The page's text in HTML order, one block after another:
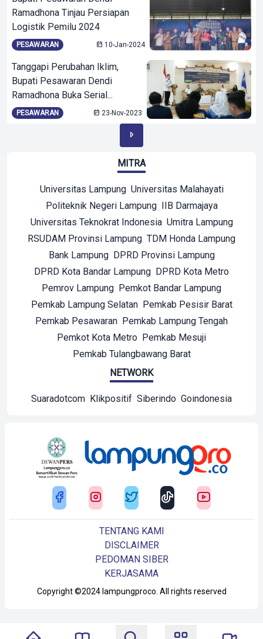
Ramadhona Tinjau Persiapan
Logistik Pemilu 2024
PESAWARAN 10-Jan-2024
Tanggapi Perubahan Iklim,
Bupati Pesawaran Dendi
Ramadhona Buka Serial...
PESAWARAN 23-Nov-2023
MITRA
Universitas Lampung Universitas Malahayati
Politeknik Negeri Lampung IIB Darmajaya
Universitas Teknokrat Indonesia Umitra Lampung
RSUDAM Provinsi Lampung TDM Honda Lampung
Bank Lampung DPRD Provinsi Lampung
DPRD Kota Bandar Lampung DPRD Kota Metro
Pemrov Lampung Pemkot Bandar Lampung
Pemkab Lampung Selatan Pemkab Pesisir Barat
Pemkab Pesawaran Pemkab Lampung Tengah
Pemkot Kota Metro Pemkab Mesuji
Pemkab Tulangbawang Barat
NETWORK
Suaradotcom Klikpositif Siberindo Goindonesia
Copyright ©2024 lampungproco. All rights reserved
TENTANG KAMI
DISCLAIMER
PEDOMAN SIBER
KERJASAMA